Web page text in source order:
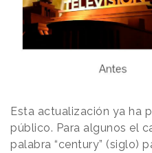
Esta actualización ya ha
público. Para algunos el
palabra “century” (siglo)